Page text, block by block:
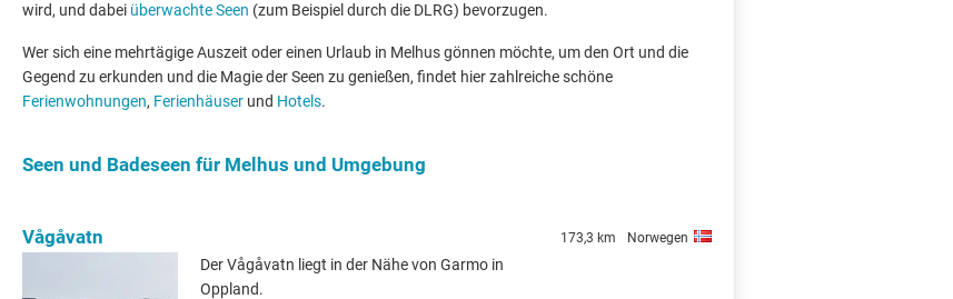
wird, und dabei überwachte Seen (zum Beispiel durch die DLRG) bevorzugen.
Wer sich eine mehrtägige Auszeit oder einen Urlaub in Melhus gönnen möchte, um den Ort und die
Gegend zu erkunden und die Magie der Seen zu genießen, findet hier zahlreiche schöne
Ferienwohnungen, Ferienhäuser und Hotels.
Seen und Badeseen für Melhus und Umgebung
Vågåvatn 173,3 km Norwegen
Der Vågåvatn liegt in der Nähe von Garmo in
Oppland.